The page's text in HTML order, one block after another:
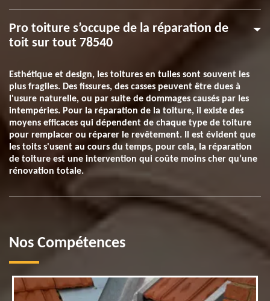
Pro toiture s’occupe de la réparation de
toit sur tout 78540
Esthétique et design, les toitures en tuiles sont souvent les
plus fragiles. Des fissures, des casses peuvent être dues à
l'usure naturelle, ou par suite de dommages causés par les
intempéries. Pour la réparation de la toiture, il existe des
moyens efficaces qui dépendent de chaque type de toiture
pour remplacer ou réparer le revêtement. Il est évident que
les toits s'usent au cours du temps, pour cela, la réparation
de toiture est une intervention qui coûte moins cher qu’une
rénovation totale.
Nos Compétences